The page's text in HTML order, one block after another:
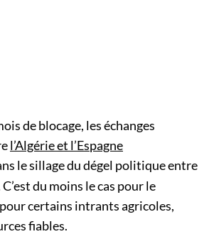
de blocage, les échanges
l’Algérie et l’Espagne
le sillage du dégel politique entre
du moins le cas pour le
certains intrants agricoles,
fiables.